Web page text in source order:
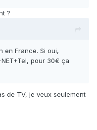
?
en France. Si oui,
pour 30€ ça
de TV, je veux seulement